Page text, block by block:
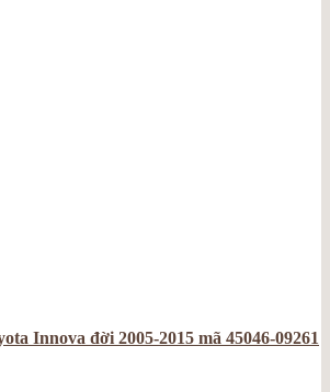
Innova đời 2005-2015 mã 45046-09261